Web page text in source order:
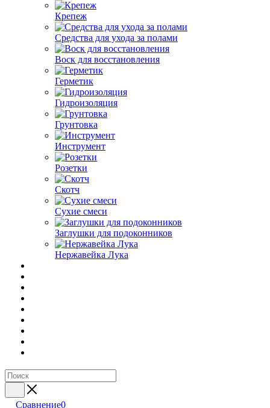
Крепеж
Средства для ухода за полами
Воск для восстановления
Герметик
Гидроизоляция
Грунтовка
Инструмент
Розетки
Скотч
Сухие смеси
Заглушки для подоконников
Нержавейка Лука
Сравнение0